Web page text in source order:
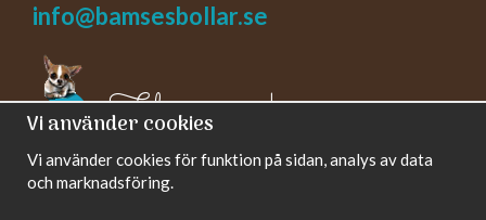
info@bamsesbollar.se
Följ oss gärna!
Vi använder cookies
Vi använder cookies för funktion på sidan, analys av data
och marknadsföring.